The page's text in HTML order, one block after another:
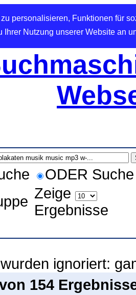
personalisieren, Funktionen für
Nutzung unserer Website an
ODER Suche
Zeige
Ergebnisse
ignoriert:
154